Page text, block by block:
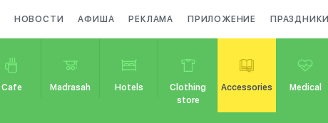
НОВОСТИ АФИША РЕКЛАМА ПРИЛОЖЕНИЕ ПРАЗДНИКИ
Cafe Madrasah Hotels
Clothing
store
Accessories Medical